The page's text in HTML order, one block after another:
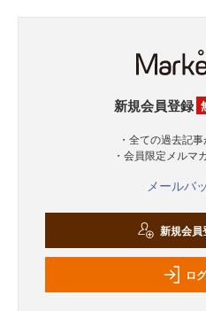
新規会員登録
・全ての過去記
・会員限定メルマ
メールバ
新規会員
ロ